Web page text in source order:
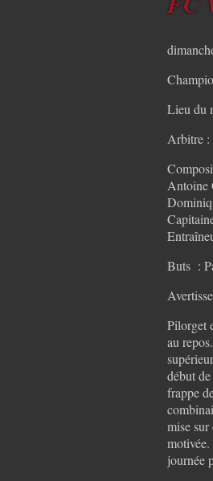
Lieu du
Arbitre :
Antoine
Buts :
Pilorget
au
début
frappe
mise sur
journée